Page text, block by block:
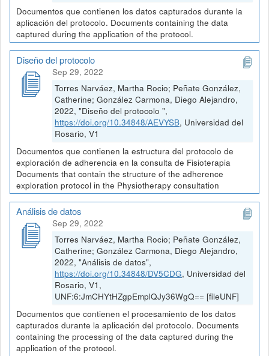
Documentos que contienen los datos capturados durante la
aplicación del protocolo. Documents containing the data
captured during the application of the protocol.
Diseño del protocolo
Sep 29, 2022
Torres Narváez, Martha Rocio; Peñate González,
Catherine; González Carmona, Diego Alejandro,
2022, "Diseño del protocolo ",
https://doi.org/10.34848/AEVYSB, Universidad del
Rosario, V1
Documentos que contienen la estructura del protocolo de
exploración de adherencia en la consulta de Fisioterapia
Documents that contain the structure of the adherence
exploration protocol in the Physiotherapy consultation
Análisis de datos
Sep 29, 2022
Torres Narváez, Martha Rocio; Peñate González,
Catherine; González Carmona, Diego Alejandro,
2022, "Análisis de datos",
https://doi.org/10.34848/DV5CDG, Universidad del
Rosario, V1,
UNF:6:JmCHYtHZgpEmplQJy36WgQ== [fileUNF]
Documentos que contienen el procesamiento de los datos
capturados durante la aplicación del protocolo. Documents
containing the processing of the data captured during the
application of the protocol.